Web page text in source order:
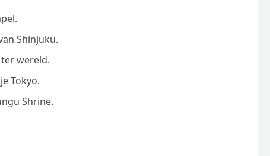
Shinjuku.
wereld.
Tokyo.
Shrine.